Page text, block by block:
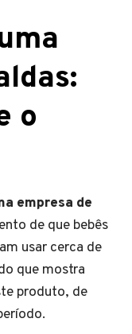
o
empresa de
de que bebês
usar cerca de
que mostra
produto, de